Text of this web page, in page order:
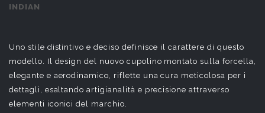
INDIAN
Uno stile distintivo e deciso definisce il carattere di questo
modello. Il design del nuovo cupolino montato sulla forcella,
elegante e aerodinamico, riflette una cura meticolosa per i
dettagli, esaltando artigianalità e precisione attraverso
elementi iconici del marchio.